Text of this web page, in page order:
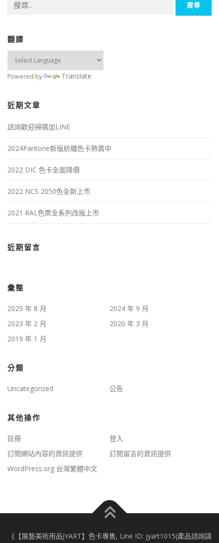
字:
翻譯
Powered by Translate
近期文章
諮詢歡迎掃碼加LINE
2024Pantone新版紡織色卡熱賣中
2022 DIC 色卡全面降價
2022 NCS 2050色全新上市
2021 RAL色票全系列改版上市
近期留言
彙整
2025 年 8 月
2024 年 9 月
2023 年 2 月
2020 年 3 月
2019 年 1 月
分類
Uncategorized 公告
其他操作
註冊
登入
訂閱網站內容的資訊提供
訂閱留言的資訊提供
WordPress.org 台灣繁體中文
《【展藝美術用品JYART】色卡專售, Line ID: jyart1015(產品諮詢請